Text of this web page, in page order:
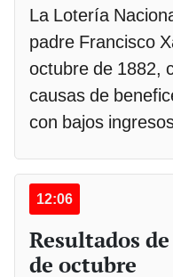
La Lotería
padre Francisco
octubre de 1882,
causas de
con bajos
12:06
Resultados
de octubre